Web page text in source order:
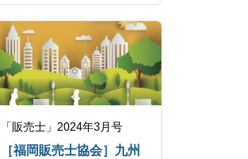
「販売士」2024年3月号
［福岡販売士協会］九州